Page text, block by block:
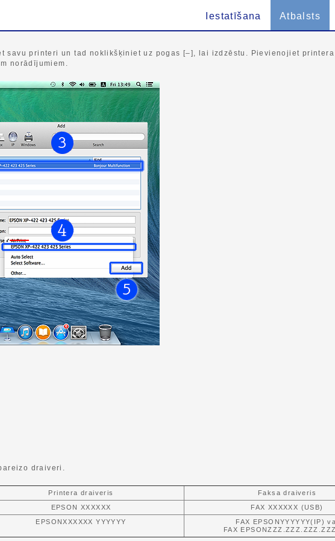
Iestatīšana Atbalsts
savu printeri un tad noklikšķiniet uz pogas [–], lai izdzēstu. Pievienojiet
norādījumiem.
draiveri.
Printera draiveris
Faksa draiveris
EPSON XXXXXX
FAX XXXXXX (USB)
EPSONXXXXXX YYYYYY
FAX EPSONYYYYYY(IP)
FAX